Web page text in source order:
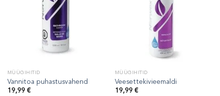
MÜÜGIHITID
Vannitoa puhastusvahend
19,99 €
MÜÜGIHITID
Veesettekivieemaldi
19,99 €